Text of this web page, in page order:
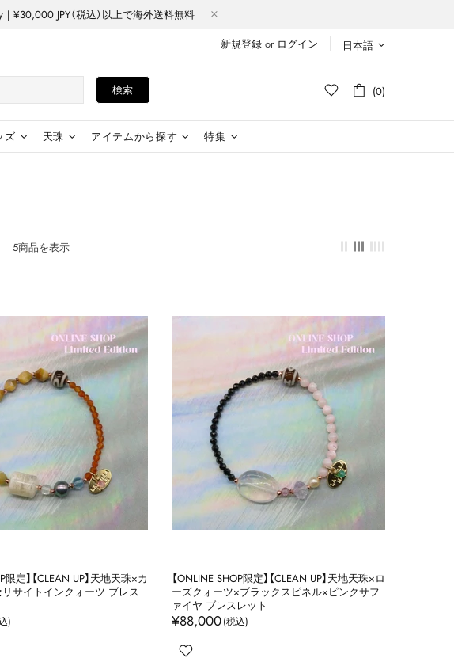
¥30,000 JPY（税込）以上で海外送料無料
新規登録 or ログイン 日本語
検索 (0)
ズ 天珠 アイテムから探す 特集
5商品を表示
限定】【CLEAN UP】天地天珠×カ
サイトインクォーツ ブレス
【ONLINE SHOP限定】【CLEAN UP】天地天珠×ロ
ーズクォーツ×ブラックスピネル×ピンクサフ
ァイヤ ブレスレット
¥88,000